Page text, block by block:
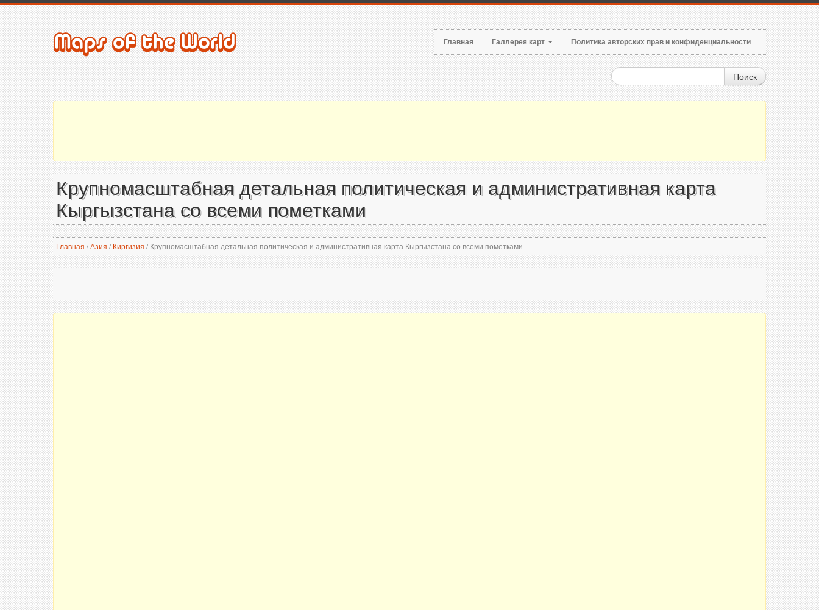
Главная Галлерея карт Политика авторских прав и конфиденциальности
Поиск
Крупномасштабная детальная политическая и административная карта
Кыргызстана со всеми пометками
Главная /Азия / Киргизия /Крупномасштабная детальная политическая и административная карта Кыргызстана со всеми пометками